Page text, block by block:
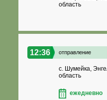
область
12:36 отправление
с. Шумейка,
область
ежедневно